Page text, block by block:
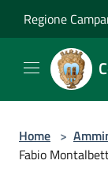
Regione
Home >
Fabio